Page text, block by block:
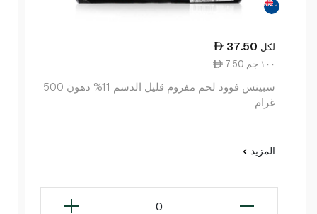
37.50 لكل
7.50 ١٠٠ جم
سبينس فوود لحم مفروم قليل الدسم 11% دهون 500
غرام
المزيد
0